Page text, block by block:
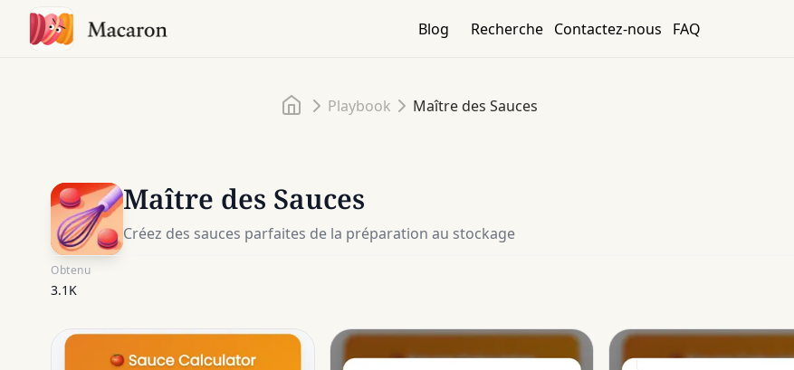
Blog Recherche Contactez-nous FAQ
Accueil
Playbook Maître des Sauces
Maître des Sauces
Créez des sauces parfaites de la préparation au stockage
Obtenu
3.1K